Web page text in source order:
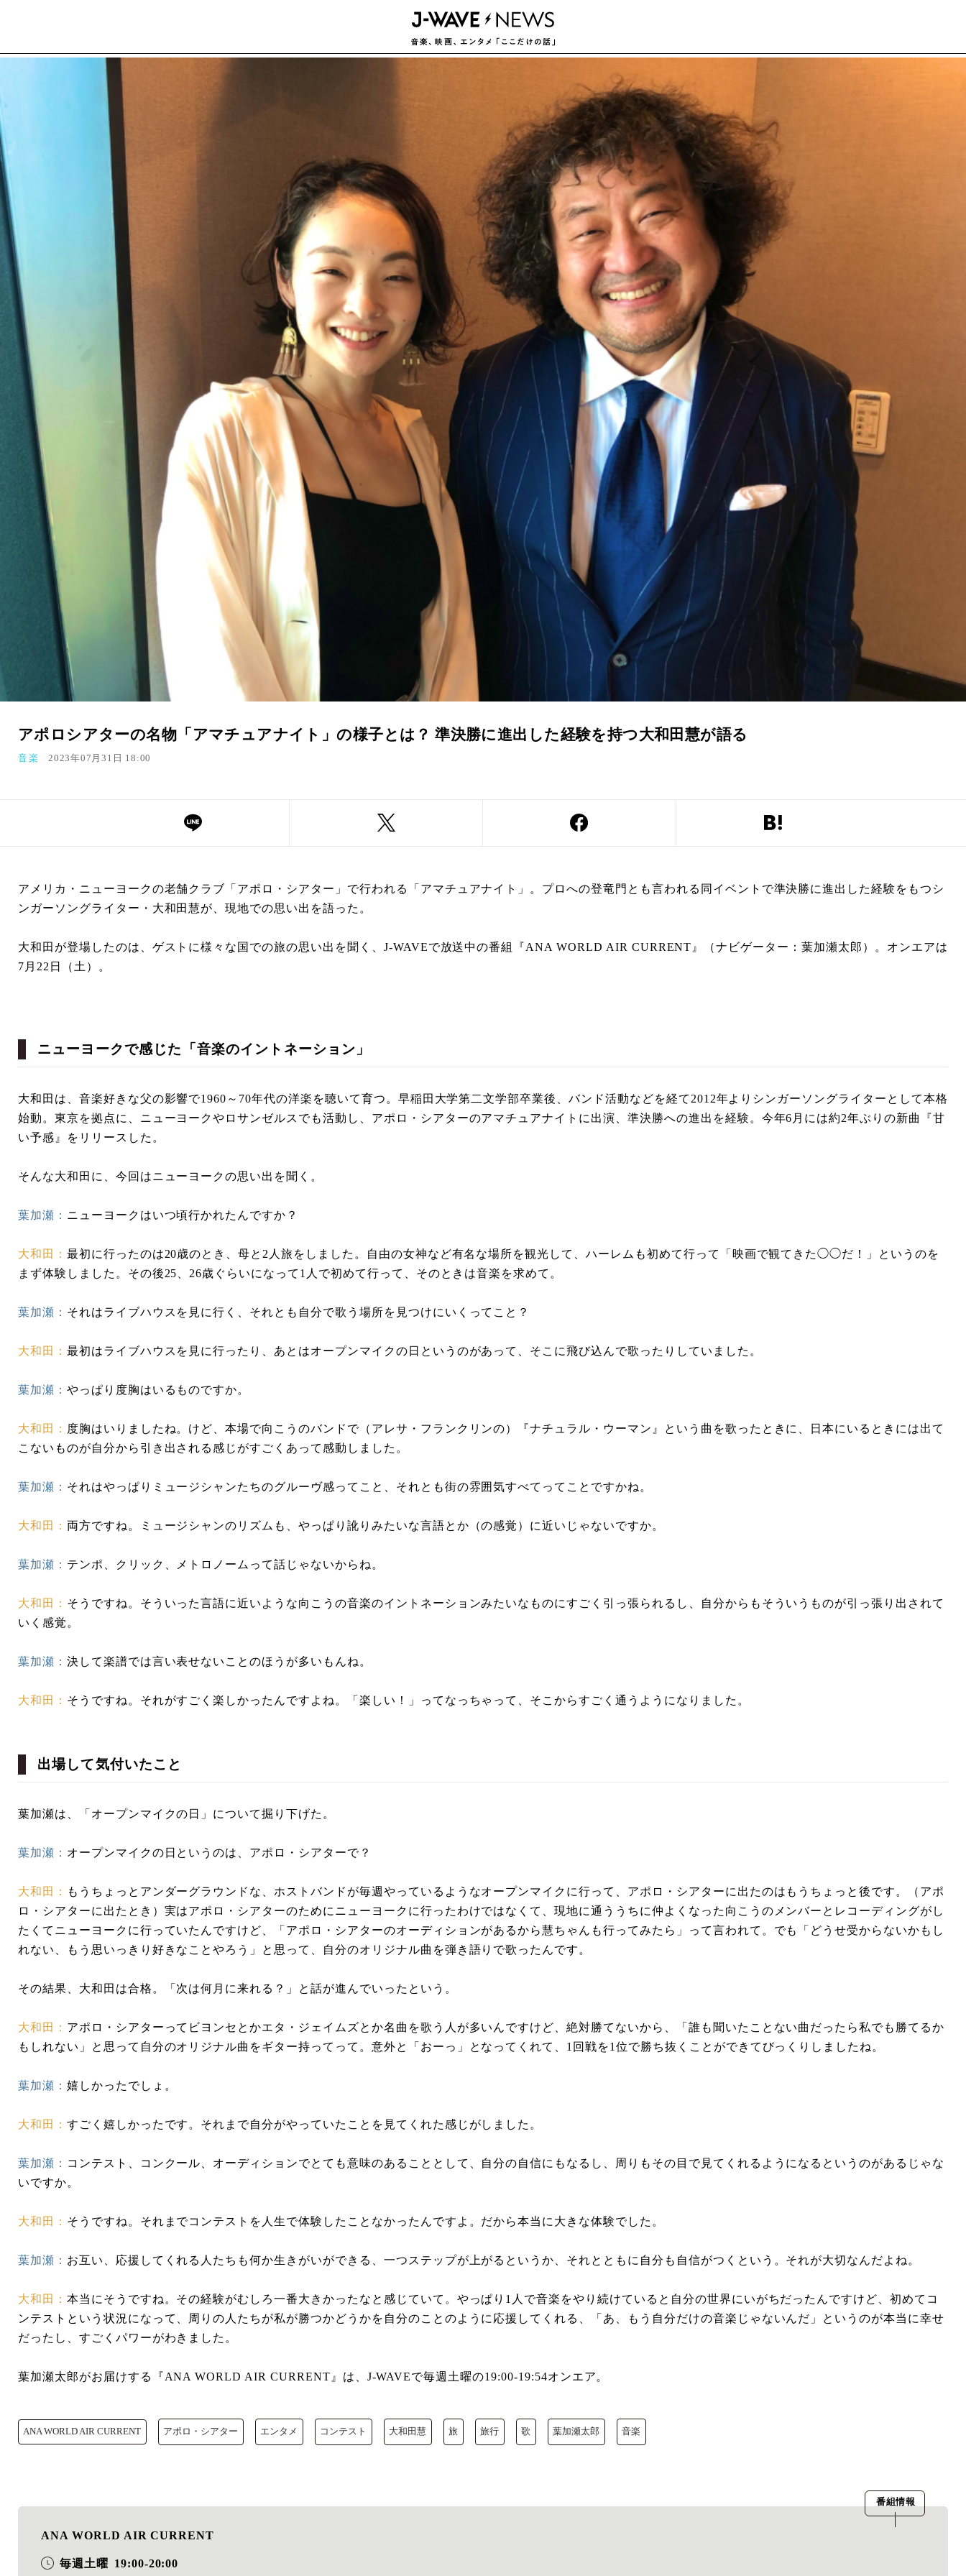
アポロシアターの名物「アマチュアナイト」の様子とは？ 準決勝に進出した経験を持つ大和田慧が語る
音楽 2023年07月31日 18:00
アメリカ・ニューヨークの老舗クラブ「アポロ・シアター」で行われる「アマチュアナイト」。プロへの登竜門とも言われる同イベントで準決勝に進出した経験をもつシ
ンガーソングライター・大和田慧が、現地での思い出を語った。
大和田が登場したのは、ゲストに様々な国での旅の思い出を聞く、J-WAVEで放送中の番組『ANA WORLD AIR CURRENT』（ナビゲーター：葉加瀬太郎）。オンエアは
7月22日（土）。
ニューヨークで感じた「音楽のイントネーション」
大和田は、音楽好きな父の影響で1960～70年代の洋楽を聴いて育つ。早稲田大学第二文学部卒業後、バンド活動などを経て2012年よりシンガーソングライターとして本格
始動。東京を拠点に、ニューヨークやロサンゼルスでも活動し、アポロ・シアターのアマチュアナイトに出演、準決勝への進出を経験。今年6月には約2年ぶりの新曲『甘
い予感』をリリースした。
そんな大和田に、今回はニューヨークの思い出を聞く。
葉加瀬： ニューヨークはいつ頃行かれたんですか？
大和田： 最初に行ったのは20歳のとき、母と2人旅をしました。自由の女神など有名な場所を観光して、ハーレムも初めて行って「映画で観てきた◯◯だ！」というのを
まず体験しました。その後25、26歳ぐらいになって1人で初めて行って、そのときは音楽を求めて。
葉加瀬： それはライブハウスを見に行く、それとも自分で歌う場所を見つけにいくってこと？
大和田： 最初はライブハウスを見に行ったり、あとはオープンマイクの日というのがあって、そこに飛び込んで歌ったりしていました。
葉加瀬： やっぱり度胸はいるものですか。
大和田： 度胸はいりましたね。けど、本場で向こうのバンドで（アレサ・フランクリンの）『ナチュラル・ウーマン』という曲を歌ったときに、日本にいるときには出て
こないものが自分から引き出される感じがすごくあって感動しました。
葉加瀬： それはやっぱりミュージシャンたちのグルーヴ感ってこと、それとも街の雰囲気すべてってことですかね。
大和田： 両方ですね。ミュージシャンのリズムも、やっぱり訛りみたいな言語とか（の感覚）に近いじゃないですか。
葉加瀬： テンポ、クリック、メトロノームって話じゃないからね。
大和田： そうですね。そういった言語に近いような向こうの音楽のイントネーションみたいなものにすごく引っ張られるし、自分からもそういうものが引っ張り出されて
いく感覚。
葉加瀬： 決して楽譜では言い表せないことのほうが多いもんね。
大和田： そうですね。それがすごく楽しかったんですよね。「楽しい！」ってなっちゃって、そこからすごく通うようになりました。
出場して気付いたこと
葉加瀬は、「オープンマイクの日」について掘り下げた。
葉加瀬： オープンマイクの日というのは、アポロ・シアターで？
大和田：
もうちょっとアンダーグラウンドな、ホストバンドが毎週やっているようなオープンマイクに行って、アポロ・シアターに出たのはもうちょっと後です。（アポ
ロ・シアターに出たとき）実はアポロ・シアターのためにニューヨークに行ったわけではなくて、現地に通ううちに仲よくなった向こうのメンバーとレコーディングがし
たくてニューヨークに行っていたんですけど、「アポロ・シアターのオーディションがあるから慧ちゃんも行ってみたら」って言われて。でも「どうせ受からないかもし
れない、もう思いっきり好きなことやろう」と思って、自分のオリジナル曲を弾き語りで歌ったんです。
その結果、大和田は合格。「次は何月に来れる？」と話が進んでいったという。
大和田： アポロ・シアターってビヨンセとかエタ・ジェイムズとか名曲を歌う人が多いんですけど、絶対勝てないから、「誰も聞いたことない曲だったら私でも勝てるか
もしれない」と思って自分のオリジナル曲をギター持ってって。意外と「おーっ」となってくれて、1回戦を1位で勝ち抜くことができてびっくりしましたね。
葉加瀬： 嬉しかったでしょ。
大和田： すごく嬉しかったです。それまで自分がやっていたことを見てくれた感じがしました。
葉加瀬： コンテスト、コンクール、オーディションでとても意味のあることとして、自分の自信にもなるし、周りもその目で見てくれるようになるというのがあるじゃな
いですか。
大和田： そうですね。それまでコンテストを人生で体験したことなかったんですよ。だから本当に大きな体験でした。
葉加瀬： お互い、応援してくれる人たちも何か生きがいができる、一つステップが上がるというか、それとともに自分も自信がつくという。それが大切なんだよね。
大和田： 本当にそうですね。その経験がむしろ一番大きかったなと感じていて。やっぱり1人で音楽をやり続けていると自分の世界にいがちだったんですけど、初めてコ
ンテストという状況になって、周りの人たちが私が勝つかどうかを自分のことのように応援してくれる、「あ、もう自分だけの音楽じゃないんだ」というのが本当に幸せ
だったし、すごくパワーがわきました。
葉加瀬太郎がお届けする『ANA WORLD AIR CURRENT』は、J-WAVEで毎週土曜の19:00-19:54オンエア。
ANA WORLD AIR CURRENT アポロ・シアター エンタメ コンテスト 大和田慧 旅 旅行 歌 葉加瀬太郎 音楽
番組情報
ANA WORLD AIR CURRENT
毎週土曜 19:00-20:00